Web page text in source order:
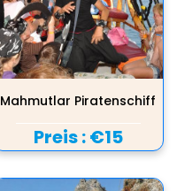
Mahmutlar Piratenschiff
Preis :€15